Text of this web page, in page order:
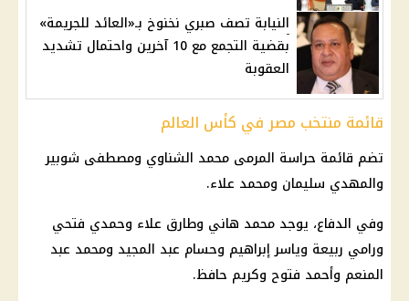
النيابة تصف صبري نخنوخ بـ«العائد للجريمة»
بقضية التجمع مع 10 آخرين واحتمال تشديد
العقوبة
قائمة منتخب مصر في كأس العالم
تضم قائمة حراسة المرمى محمد الشناوي ومصطفى شوبير
والمهدي سليمان ومحمد علاء.
وفي الدفاع، يوجد محمد هاني وطارق علاء وحمدي فتحي
ورامي ربيعة وياسر إبراهيم وحسام عبد المجيد ومحمد عبد
المنعم وأحمد فتوح وكريم حافظ.